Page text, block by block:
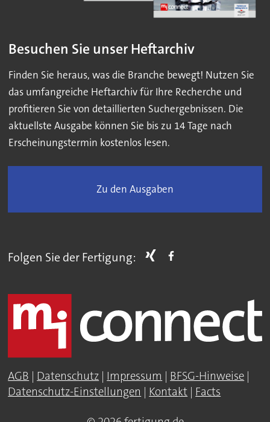
Besuchen Sie unser Heftarchiv
Finden Sie heraus, was die Branche bewegt! Nutzen Sie
das umfangreiche Heftarchiv für Ihre Recherche und
profitieren Sie von detaillierten Suchergebnissen. Die
aktuellste Ausgabe können Sie bis zu 14 Tage nach
Erscheinungstermin kostenlos lesen.
Zu den Ausgaben
Folgen Sie der Fertigung:
AGB | Datenschutz | Impressum | BFSG-Hinweise |
Datenschutz-Einstellungen | Kontakt | Facts